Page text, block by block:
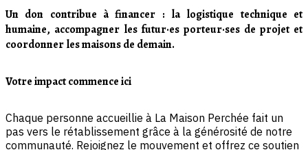
Un don contribue à financer : la logistique technique et
humaine, accompagner les futur·es porteur·ses de projet et
coordonner les maisons de demain.
Votre impact commence ici
Chaque personne accueillie à La Maison Perchée fait un
pas vers le rétablissement grâce à la générosité de notre
communauté. Rejoignez le mouvement et offrez ce soutien